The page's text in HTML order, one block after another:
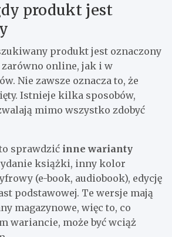
produkt jest
produkt jest oznaczony
online, jak i w
Nie zawsze oznacza to, że
Istnieje kilka sposobów,
mimo wszystko zdobyć
sprawdzić inne warianty
książki, inny kolor
(e-book, audiobook), edycję
podstawowej. Te wersje mają
magazynowe, więc to, co
wariancie, może być wciąż